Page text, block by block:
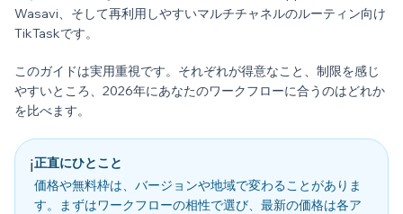
Wasavi、そして再利用しやすいマルチチャネルのルーティン向け
TikTaskです。
このガイドは実用重視です。それぞれが得意なこと、制限を感じ
やすいところ、2026年にあなたのワークフローに合うのはどれか
を比べます。
ℹ️正直にひとこと
価格や無料枠は、バージョンや地域で変わることがありま
す。まずはワークフローの相性で選び、最新の価格は各ア